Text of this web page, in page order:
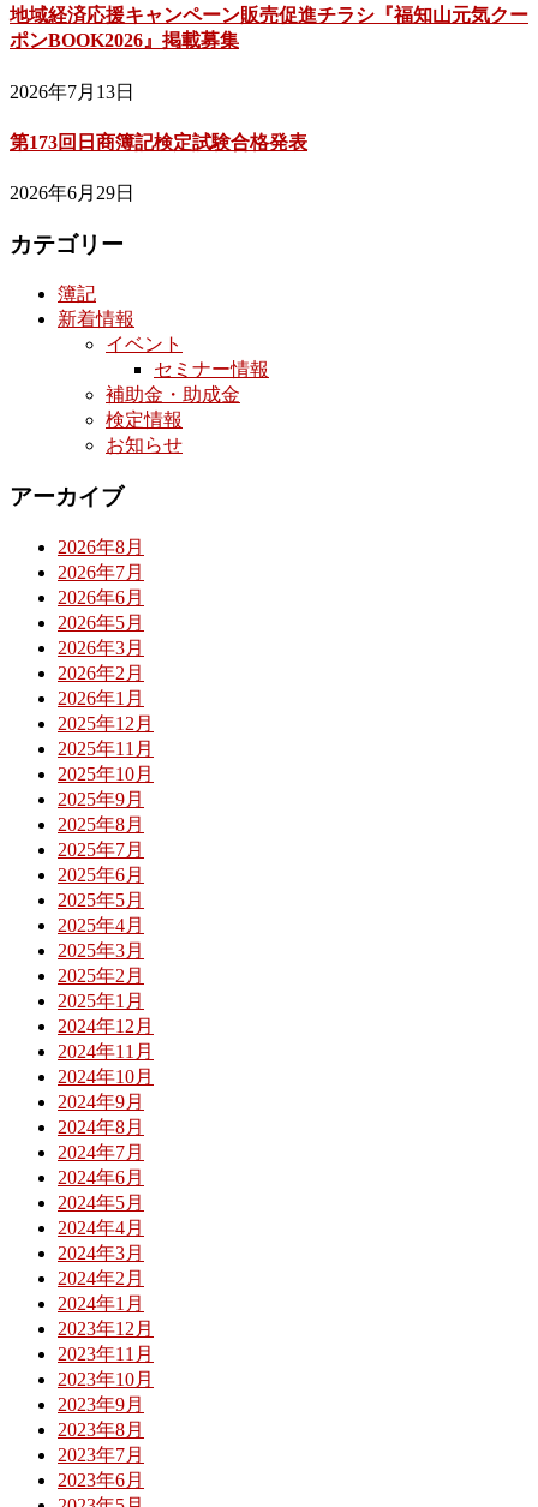
地域経済応援キャンペーン販売促進チラシ『福知山元気クー
ポンBOOK2026』掲載募集
2026年7月13日
第173回日商簿記検定試験合格発表
2026年6月29日
カテゴリー
簿記
新着情報
イベント
セミナー情報
補助金・助成金
検定情報
お知らせ
アーカイブ
2026年8月
2026年7月
2026年6月
2026年5月
2026年3月
2026年2月
2026年1月
2025年12月
2025年11月
2025年10月
2025年9月
2025年8月
2025年7月
2025年6月
2025年5月
2025年4月
2025年3月
2025年2月
2025年1月
2024年12月
2024年11月
2024年10月
2024年9月
2024年8月
2024年7月
2024年6月
2024年5月
2024年4月
2024年3月
2024年2月
2024年1月
2023年12月
2023年11月
2023年10月
2023年9月
2023年8月
2023年7月
2023年6月